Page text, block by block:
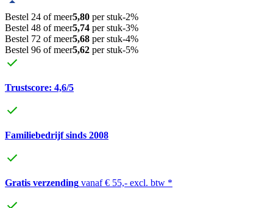
Bestel 24 of meer5,80 per stuk-2%
Bestel 48 of meer5,74 per stuk-3%
Bestel 72 of meer5,68 per stuk-4%
Bestel 96 of meer5,62 per stuk-5%
Trustscore: 4,6/5
Familiebedrijf sinds 2008
Gratis verzending vanaf € 55,- excl. btw *